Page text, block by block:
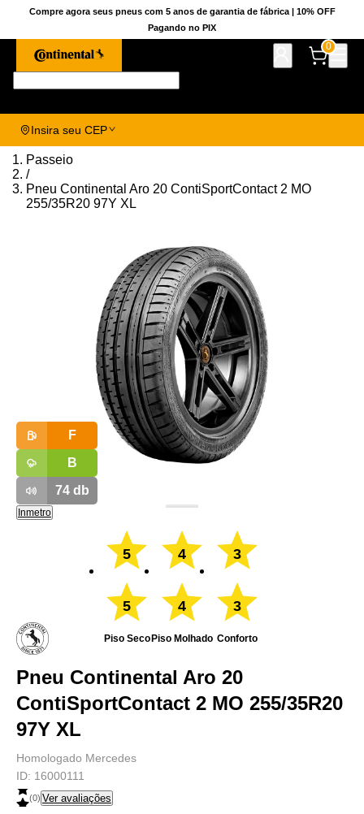
Compre agora seus pneus com 5 anos de garantia de fábrica | 10% OFF
Pagando no PIX
0
Insira seu CEP
Passeio
/
Pneu Continental Aro 20 ContiSportContact 2 MO
255/35R20 97Y XL
F
B
74db
Inmetro
5
5
Piso Seco
4
4
Piso Molhado
3
3
Conforto
Pneu Continental Aro 20
ContiSportContact 2 MO 255/35R20
97Y XL
Homologado Mercedes
ID: 16000111
(0) Ver avaliações